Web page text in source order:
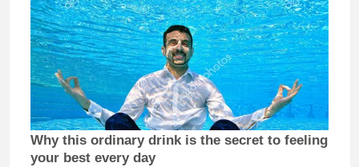
Why this ordinary drink is the secret to feeling
your best every day